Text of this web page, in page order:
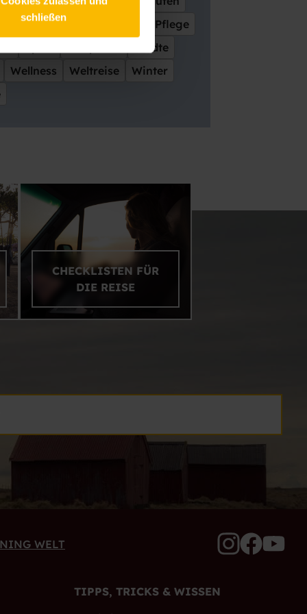
schließen
Ostsee
Pflege
Städte
Wellness Weltreise
Winter
CHECKLISTEN FÜR
DIE REISE
WELT
TIPPS, TRICKS & WISSEN